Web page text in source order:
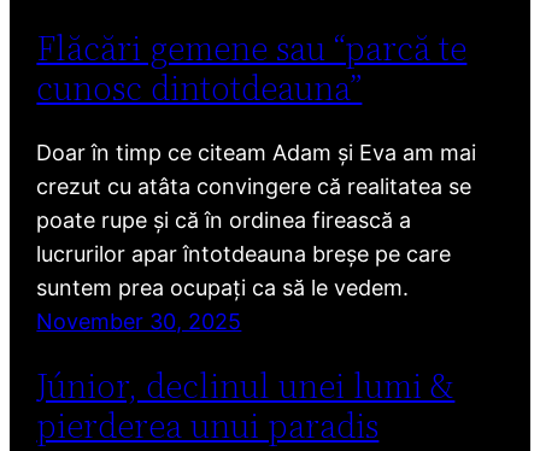
Flăcări gemene sau “parcă te
cunosc dintotdeauna”
Doar în timp ce citeam Adam și Eva am mai
crezut cu atâta convingere că realitatea se
poate rupe și că în ordinea firească a
lucrurilor apar întotdeauna breșe pe care
suntem prea ocupați ca să le vedem.
November 30, 2025
Júnior, declinul unei lumi &
pierderea unui paradis